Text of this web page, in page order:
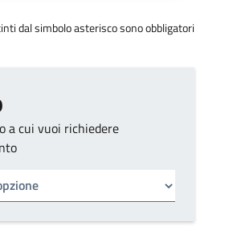
dal simbolo asterisco sono obbligatori
a cui vuoi richiedere